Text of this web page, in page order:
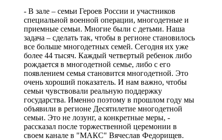
- В зале – семьи Героев России и участников
специальной военной операции, многодетные и
приемные семьи. Многие были с детьми. Наша
задача – сделать так, чтобы в регионе становилось
все больше многодетных семей. Сегодня их уже
более 44 тысяч. Каждый четвертый ребенок либо
рождается в многодетной семье, либо с его
появлением семья становится многодетной. Это
очень хороший показатель. И нам важно, чтобы
семьи чувствовали реальную поддержку
государства. Именно поэтому в прошлом году мы
объявили в регионе Десятилетие многодетной
семьи. Это не лозунг, а конкретные меры, -
рассказал после торжественной церемонии в
своем канале в "МАКС" Вячеслав Федорищев.